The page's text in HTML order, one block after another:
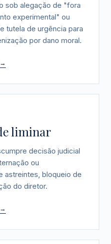
sob alegação de "fora
experimental" ou
tutela de urgência para
por dano moral.
liminar
decisão judicial
ou
astreintes, bloqueio de
do diretor.